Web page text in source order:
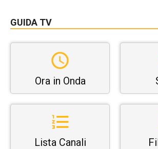
GUIDA TV
Ora in Onda
Lista Canali